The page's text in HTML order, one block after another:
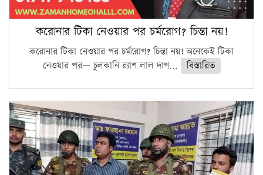
করোনার টিকা নেওয়ার পর চর্মরোগ? চিন্তা নয়!
করোনার টিকা নেওয়ার পর চর্মরোগ? চিন্তা নয়! অনেকেই টিকা
নেওয়ার পর— চুলকানি র‍্যাশ লাল দাগ...
বিস্তারিত